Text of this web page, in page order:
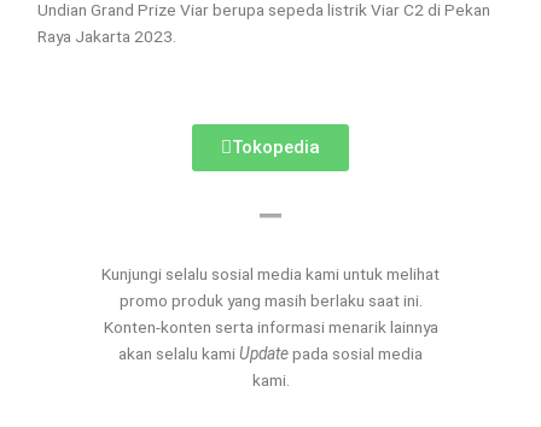
Undian Grand Prize Viar berupa sepeda listrik Viar C2 di Pekan
Raya Jakarta 2023.
Tokopedia
Kunjungi selalu sosial media kami untuk melihat
promo produk yang masih berlaku saat ini.
Konten-konten serta informasi menarik lainnya
akan selalu kamiUpdatepada sosial media
kami.